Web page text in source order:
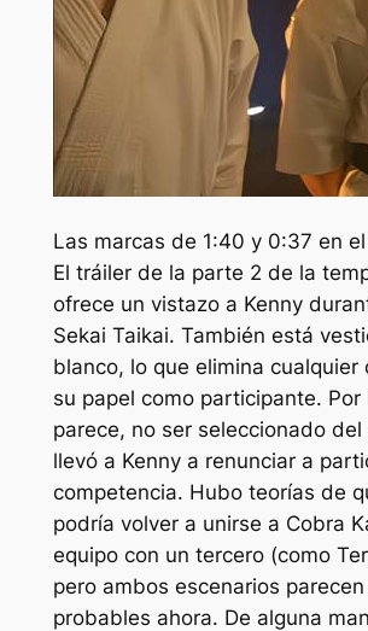
Las marcas de 1:40 y 0:37 en el
El tráiler de la parte 2 de la
ofrece un vistazo a Kenny
Sekai Taikai. También está
blanco, lo que elimina cualquier
su papel como participante. Por
parece, no ser seleccionado del
llevó a Kenny a renunciar a
competencia. Hubo teorías de
podría volver a unirse a Cobra
equipo con un tercero (como
pero ambos escenarios
probables ahora. De alguna